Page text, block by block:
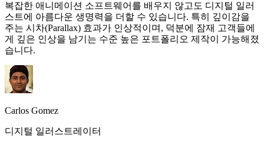
복잡한 애니메이션 소프트웨어를 배우지 않고도 디지털 일러
스트에 아름다운 생명력을 더할 수 있습니다. 특히 깊이감을
주는 시차(Parallax) 효과가 인상적이며, 덕분에 잠재 고객들에
게 깊은 인상을 남기는 수준 높은 포트폴리오 제작이 가능해졌
습니다.
Carlos Gomez
디지털 일러스트레이터